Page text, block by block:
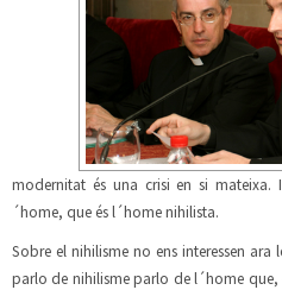
modernitat és una crisi en si
´home, que és l´home nihilista.
Sobre el nihilisme no ens interessen
parlo de nihilisme parlo de l´home que,